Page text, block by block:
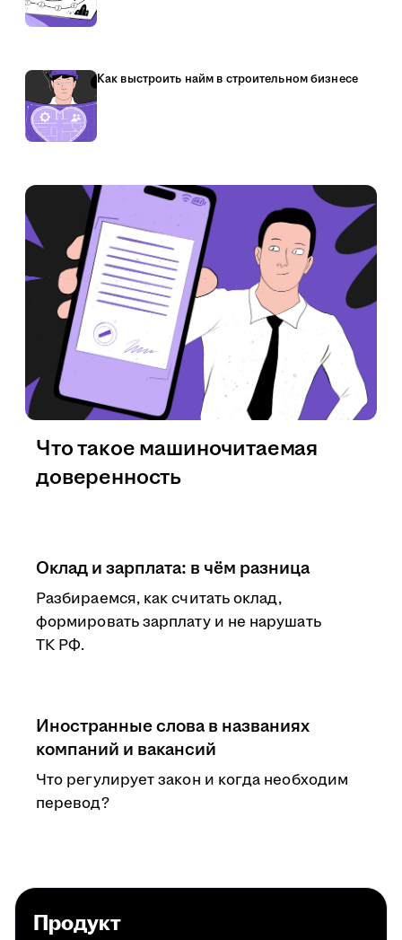
Как выстроить найм в строительном бизнесе
Оклад и зарплата: в чём разница
Разбираемся, как считать оклад,
формировать зарплату и не нарушать
ТК РФ.
Иностранные слова в названиях
компаний и вакансий
Что регулирует закон и когда необходим
перевод?
Что такое машиночитаемая
доверенность
Продукт